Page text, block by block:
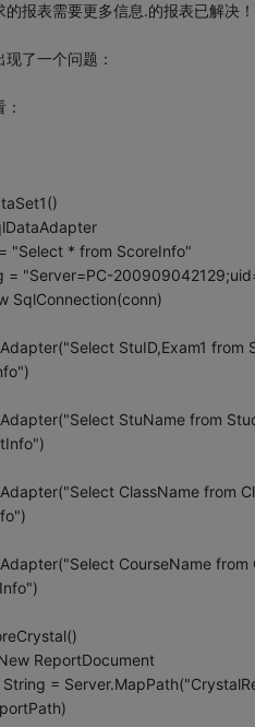
报表需要更多信息.的报表已解决
了一个问题：
"Select * from ScoreInfo"
= "Server=PC-
SqlConnection(conn)
StuID,Exam1 from
StuName from
ClassName from
CourseName from
ReportDocument
=